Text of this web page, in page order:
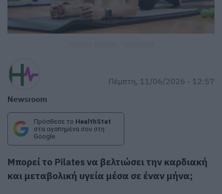
Newsroom
Πέμπτη, 11/06/2026 - 12:57
Πρόσθεσε το HealthStat
στα αγαπημένα σου στη
Google
Μπορεί το Pilatesνα βελτιώσει την καρδιακή
και μεταβολική υγεία μέσα σε έναν μήνα;